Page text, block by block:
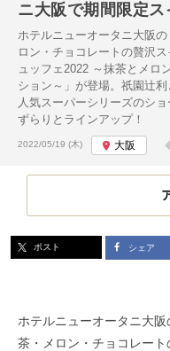
ニ大阪で期間限定
ホテルニューオータニ大阪
ロン・チョコレートの贅沢
ュッフェ2022 ～抹茶とメロ
ション～」が登場。祇園辻
人気スーパーシリーズのシ
ずらりとラインアップ！
投稿日:
2022/05/19 (木) 大阪
ポスト シェア
ホテルニューオータニ大
茶・メロン・チョコレー